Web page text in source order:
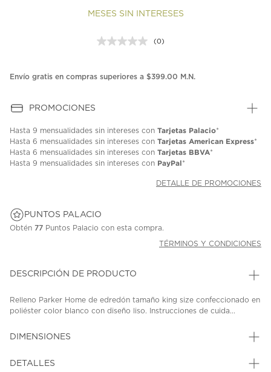
MESES SIN INTERESES
Sin
en
(0)
Envío gratis en compras superiores a $399.00 M.N.
PROMOCIONES
Hasta 9 mensualidades sin intereses con Tarjetas Palacio*
Hasta 6 mensualidades sin intereses con Tarjetas American Express*
Hasta 6 mensualidades sin intereses con Tarjetas BBVA*
Hasta 9 mensualidades sin intereses con PayPal*
DETALLE DE PROMOCIONES
PUNTOS PALACIO
Obtén 77 Puntos Palacio con esta compra.
TÉRMINOS Y CONDICIONES
DESCRIPCIÓN DE PRODUCTO
Relleno Parker Home de edredón tamaño king size confeccionado en
poliéster color blanco con diseño liso. Instrucciones de cuida...
DIMENSIONES
DETALLES